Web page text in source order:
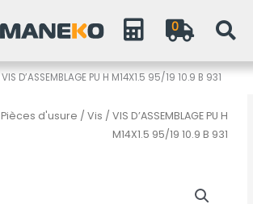
0
VIS D’ASSEMBLAGE PU H M14X1.5 95/19 10.9 B 931
Pièces d'usure / Vis / VIS D’ASSEMBLAGE PU H
M14X1.5 95/19 10.9 B 931